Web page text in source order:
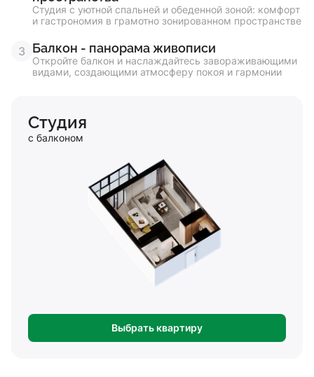
Студия с уютной спальней и обеденной зоной: комфорт
и гастрономия в грамотно зонированном пространстве
3 Балкон - панорама живописи
Откройте балкон и наслаждайтесь завораживающими
видами, создающими атмосферу покоя и гармонии
Студия
с балконом
Выбрать квартиру